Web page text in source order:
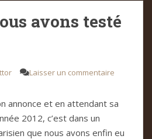
avons testé
Laisser un commentaire
annonce et en attendant sa
2012, c’est dans un
que nous avons enfin eu